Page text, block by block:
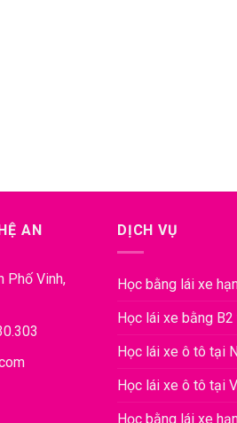
AN
Phố Vinh,
DỊCH VỤ
Học bằng lái xe
Học lái xe bằng
Học lái xe ô tô tại
Học lái xe ô tô tại
Học bằng lái xe